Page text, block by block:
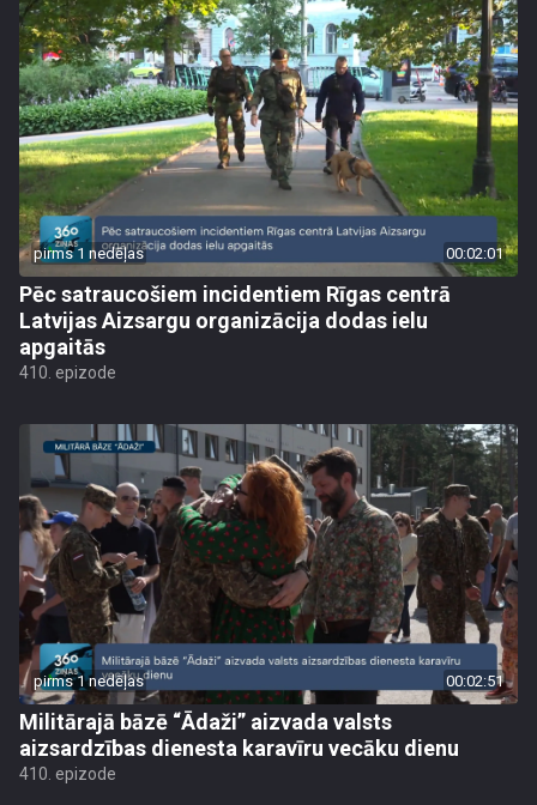
pirms 1 nedēļas 00:02:01
Pēc satraucošiem incidentiem Rīgas centrā
Latvijas Aizsargu organizācija dodas ielu
apgaitās
410. epizode
pirms 1 nedēļas 00:02:51
Militārajā bāzē “Ādaži” aizvada valsts
aizsardzības dienesta karavīru vecāku dienu
410. epizode